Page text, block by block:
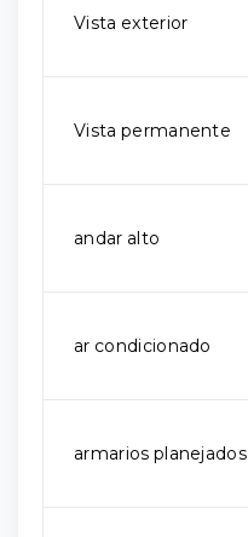
Vista exterior
Vista permanente
andar alto
ar condicionado
armarios planejados